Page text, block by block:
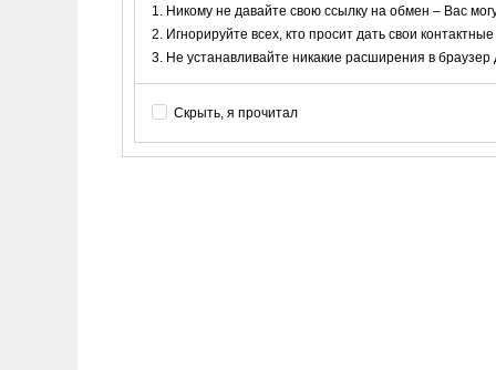
Никому не давайте свою ссылку на обмен – Вас
Игнорируйте всех, кто просит дать свои
Не устанавливайте никакие расширения в
Скрыть, я прочитал